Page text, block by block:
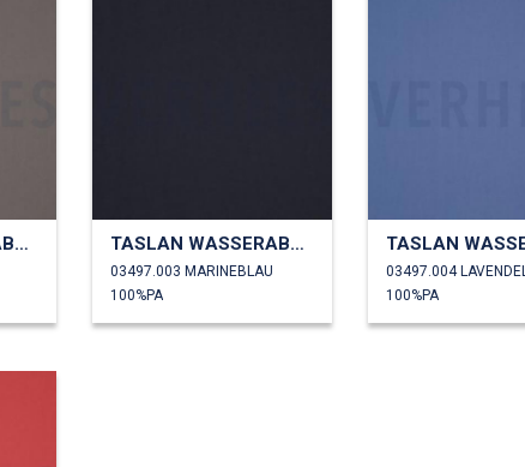
TASLAN WASSERABWEISEND TASLAN WASSERABWEISEND
03497.003 MARINEBLAU
100%PA
03497.004 LAVENDEL
100%PA